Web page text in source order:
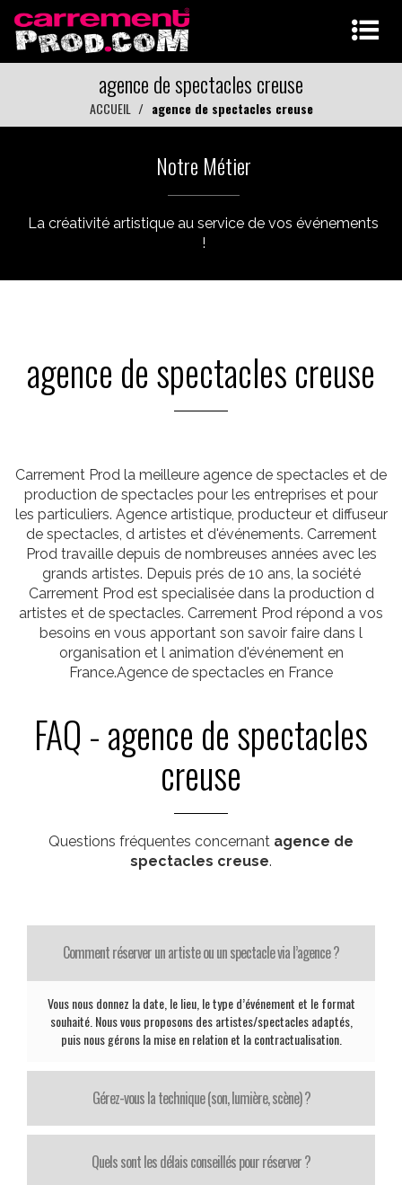
agence de spectacles creuse
ACCUEIL agence de spectacles creuse
Notre Métier
La créativité artistique au service de vos événements
!
agence de spectacles creuse
Carrement Prod la meilleure agence de spectacles et de
production de spectacles pour les entreprises et pour
les particuliers. Agence artistique, producteur et diffuseur
de spectacles, d artistes et d'événements. Carrement
Prod travaille depuis de nombreuses années avec les
grands artistes. Depuis prés de 10 ans, la société
Carrement Prod est specialisée dans la production d
artistes et de spectacles. Carrement Prod répond a vos
besoins en vous apportant son savoir faire dans l
organisation et l animation d'événement en
France.Agence de spectacles en France
FAQ - agence de spectacles
creuse
Questions fréquentes concernant agence de
spectacles creuse.
Comment réserver un artiste ou un spectacle via l’agence ?
Vous nous donnez la date, le lieu, le type d’événement et le format
souhaité. Nous vous proposons des artistes/spectacles adaptés,
puis nous gérons la mise en relation et la contractualisation.
Gérez-vous la technique (son, lumière, scène) ?
Quels sont les délais conseillés pour réserver ?